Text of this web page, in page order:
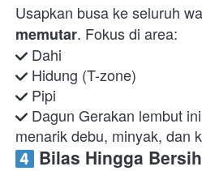
Usapkan busa ke seluruh
memutar
Dagun Gerakan lembut
menarik debu, minyak, dan
Bilas Hingga Bersih